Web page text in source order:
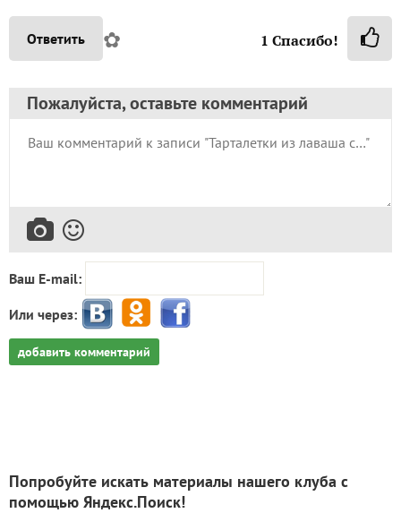
Ответить ✿ 1 Спасибо!
Пожалуйста, оставьте комментарий
Ваш E-mail:
Или через:
добавить комментарий
Попробуйте искать материалы нашего клуба с
помощью Яндекс.Поиск!